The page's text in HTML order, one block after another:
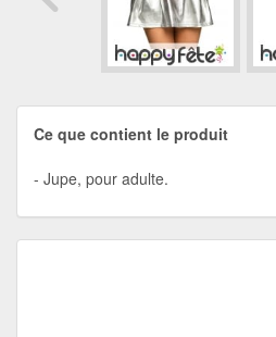
Ce que contient le produit
Jupe, pour adulte.